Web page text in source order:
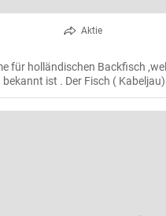
Aktie
holländischen Backfisch ,welcher
ist . Der Fisch ( Kabeljau) wird bei
Öl fritiert bis er eine